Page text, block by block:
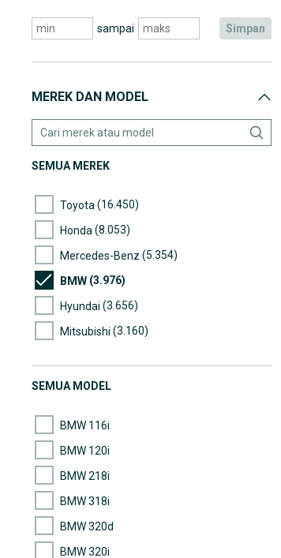
sampai simpan
MEREK DAN MODEL
SEMUA MEREK
Toyota (16.450)
Honda (8.053)
Mercedes-Benz (5.354)
BMW (3.976)
Hyundai (3.656)
Mitsubishi (3.160)
Suzuki (2.435)
SEMUA MODEL
BMW 116i
BMW 120i
BMW 218i
BMW 318i
BMW 320d
BMW 320i